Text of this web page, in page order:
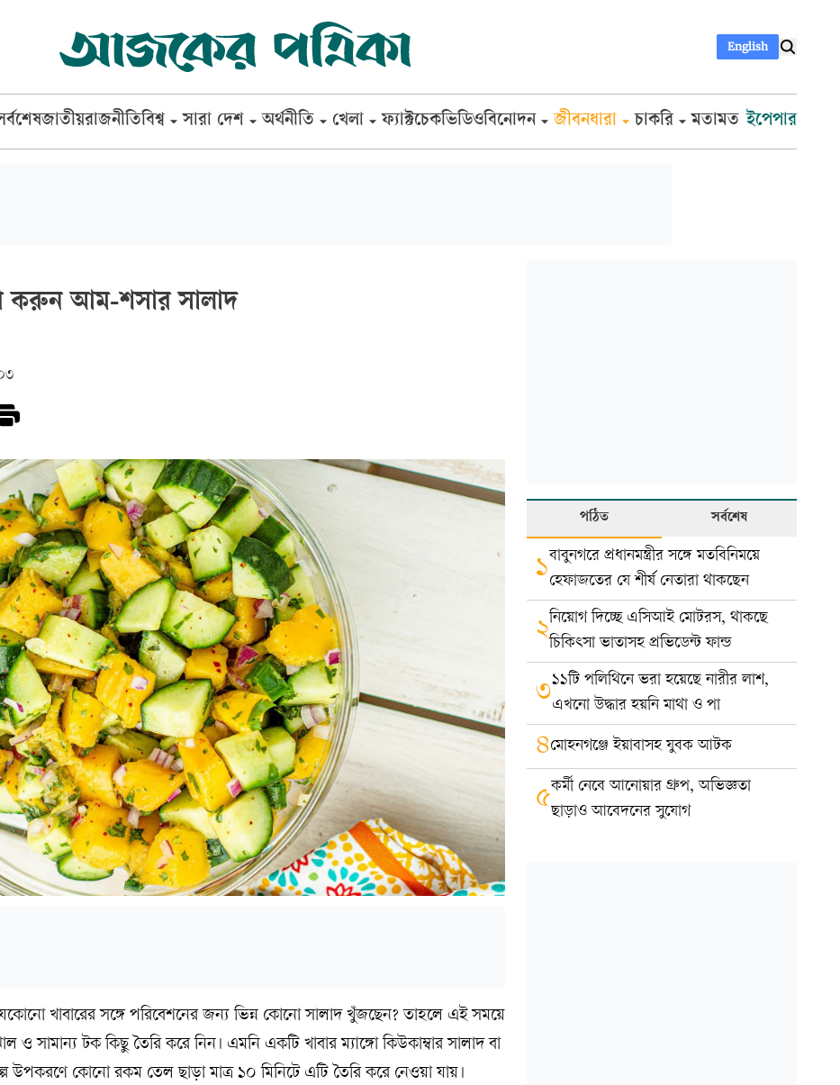
English
জাতীয়রাজনীতিবিশ্ব সারা দেশ অর্থনীতি খেলা ফ্যাক্টচেকভিডিওবিনোদন জীবনধারা চাকরি মতামত ইপেপার
করুন আম-শসার সালাদ
খাবারের সঙ্গে পরিবেশনের জন্য ভিন্ন কোনো সালাদ খুঁজছেন? তাহলে এই সময়ে
ও সামান্য টক কিছু তৈরি করে নিন। এমনি একটি খাবার ম্যাঙ্গো কিউকাম্বার সালাদ বা
উপকরণে কোনো রকম তেল ছাড়া মাত্র ১০ মিনিটে এটি তৈরি করে নেওয়া যায়।
পঠিত সর্বশেষ
১বাবুনগরে প্রধানমন্ত্রীর সঙ্গে মতবিনিময়ে
হেফাজতের যে শীর্ষ নেতারা থাকছেন
২নিয়োগ দিচ্ছে এসিআই মোটরস, থাকছে
চিকিৎসা ভাতাসহ প্রভিডেন্ট ফান্ড
৩১১টি পলিথিনে ভরা হয়েছে নারীর লাশ,
এখনো উদ্ধার হয়নি মাথা ও পা
৪মোহনগঞ্জে ইয়াবাসহ যুবক আটক
৫কর্মী নেবে আনোয়ার গ্রুপ, অভিজ্ঞতা
ছাড়াও আবেদনের সুযোগ